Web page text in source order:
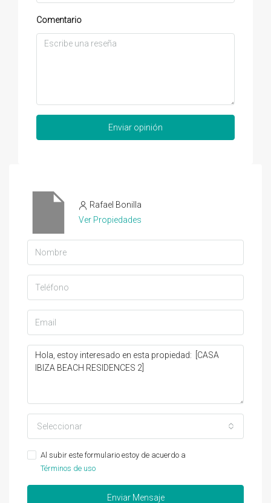
Comentario
Enviar opinión
Rafael Bonilla
Ver Propiedades
Seleccionar
Al subir este formulario estoy de acuerdo a
Términos de uso
Enviar Mensaje